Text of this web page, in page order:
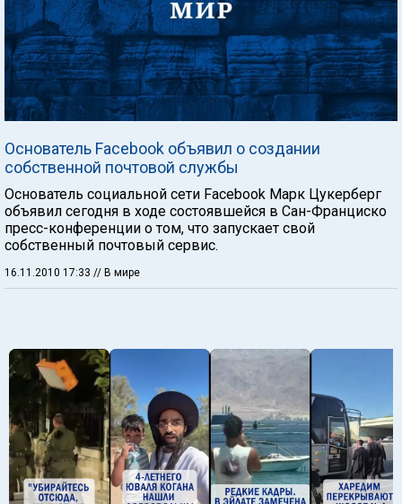
Основатель Facebook объявил о создании
собственной почтовой службы
Основатель социальной сети Facebook Марк Цукерберг
объявил сегодня в ходе состоявшейся в Сан-Франциско
пресс-конференции о том, что запускает свой
собственный почтовый сервис.
16.11.2010 17:33 // В мире